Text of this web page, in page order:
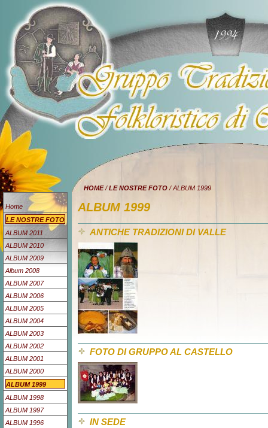
HOME/LE NOSTRE FOTO / ALBUM 1999
Home
LE NOSTRE FOTO
ALBUM 2011
ALBUM 2010
ALBUM 2009
Album 2008
ALBUM 2007
ALBUM 2006
ALBUM 2005
ALBUM 2004
ALBUM 2003
ALBUM 2002
ALBUM 2001
ALBUM 2000
ALBUM 1999
ALBUM 1998
ALBUM 1997
ALBUM 1996
ALBUM 1999
ANTICHE TRADIZIONI DI VALLE
FOTO DI GRUPPO AL CASTELLO
IN SEDE